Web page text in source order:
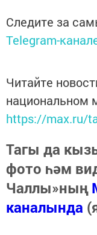
Следите за
Telegram-
Читайте
национальном
https://max.ru/
Тагы да
фото һәм
Чаллы»ның
каналында